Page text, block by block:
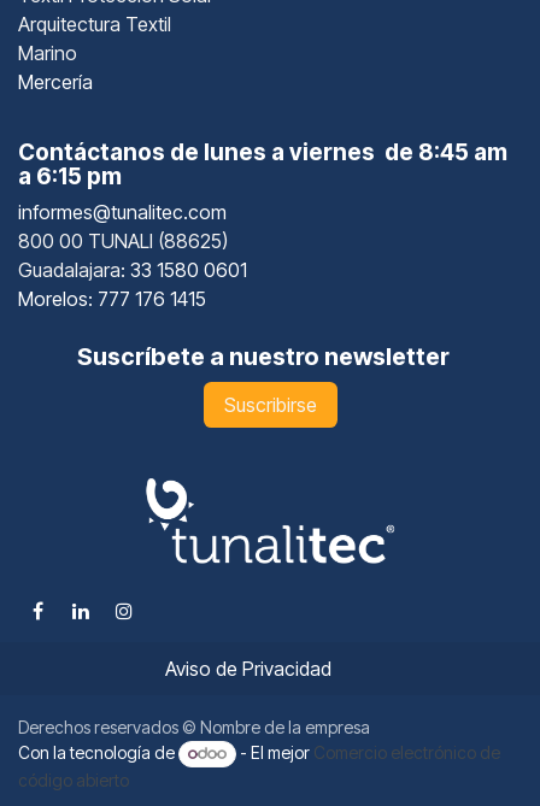
Arquitectura Textil
Marino
Mercería
Contáctanos de lunes a viernes de 8:45 am
a 6:15 pm
informes@tunalitec.com
800 00 TUNALI (88625)
Guadalajara: 33 1580 0601
Morelos: 777 176 1415
Suscríbete a nuestro newsletter
Suscribirse
Aviso de Privacidad
Derechos reservados © Nombre de la empresa
Con la tecnología de
- El mejor Comercio electrónico de
código abierto